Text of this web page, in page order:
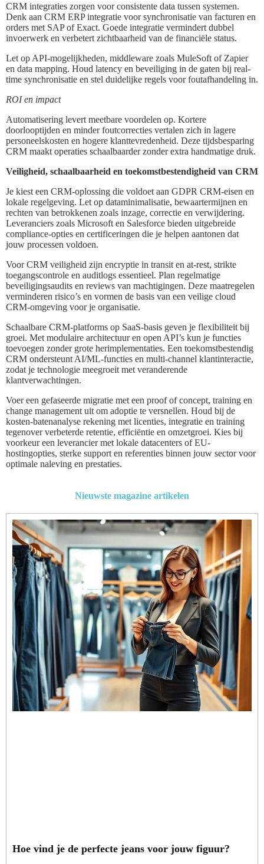
CRM integraties zorgen voor consistente data tussen systemen.
Denk aan CRM ERP integratie voor synchronisatie van facturen en
orders met SAP of Exact. Goede integratie vermindert dubbel
invoerwerk en verbetert zichtbaarheid van de financiële status.
Let op API-mogelijkheden, middleware zoals MuleSoft of Zapier
en data mapping. Houd latency en beveiliging in de gaten bij real-
time synchronisatie en stel duidelijke regels voor foutafhandeling in.
ROI en impact
Automatisering levert meetbare voordelen op. Kortere
doorlooptijden en minder foutcorrecties vertalen zich in lagere
personeelskosten en hogere klanttevredenheid. Deze tijdsbesparing
CRM maakt operaties schaalbaarder zonder extra handmatige druk.
Veiligheid, schaalbaarheid en toekomstbestendigheid van CRM
Je kiest een CRM-oplossing die voldoet aan GDPR CRM-eisen en
lokale regelgeving. Let op dataminimalisatie, bewaartermijnen en
rechten van betrokkenen zoals inzage, correctie en verwijdering.
Leveranciers zoals Microsoft en Salesforce bieden uitgebreide
compliance-opties en certificeringen die je helpen aantonen dat
jouw processen voldoen.
Voor CRM veiligheid zijn encryptie in transit en at-rest, strikte
toegangscontrole en auditlogs essentieel. Plan regelmatige
beveiligingsaudits en reviews van machtigingen. Deze maatregelen
verminderen risico’s en vormen de basis van een veilige cloud
CRM-omgeving voor je organisatie.
Schaalbare CRM-platforms op SaaS-basis geven je flexibiliteit bij
groei. Met modulaire architectuur en open API’s kun je functies
toevoegen zonder grote herimplementaties. Een toekomstbestendig
CRM ondersteunt AI/ML-functies en multi-channel klantinteractie,
zodat je technologie meegroeit met veranderende
klantverwachtingen.
Voer een gefaseerde migratie met een proof of concept, training en
change management uit om adoptie te versnellen. Houd bij de
kosten-batenanalyse rekening met licenties, integratie en training
tegenover verbeterde retentie, efficiëntie en omzetgroei. Kies bij
voorkeur een leverancier met lokale datacenters of EU-
hostingopties, sterke support en referenties binnen jouw sector voor
optimale naleving en prestaties.
Nieuwste magazine artikelen
Hoe vind je de perfecte jeans voor jouw figuur?